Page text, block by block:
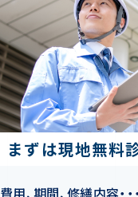
まずは現地無料
費用、期間、修繕内容・・・